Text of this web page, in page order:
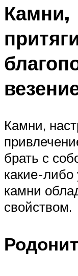
Камни,
Камни,
брать с
какие-либо
камни
свойством.
Родонит